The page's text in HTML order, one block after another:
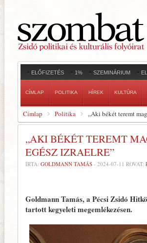
ELŐFIZETÉS 1% SZEMINÁRIUM
CÍMLAP POLITIKA HÍREK KULTÚRA
Címlap Politika „Aki békét teremt
„AKI BÉKÉT TEREMT
EGÉSZ IZRAELRE”
ÍRTA: GOLDMANN TAMÁS - 2024-07-11 ROVAT:
Goldmann Tamás, a Pécsi Zsidó
tartott kegyeleti megemlékezésen.